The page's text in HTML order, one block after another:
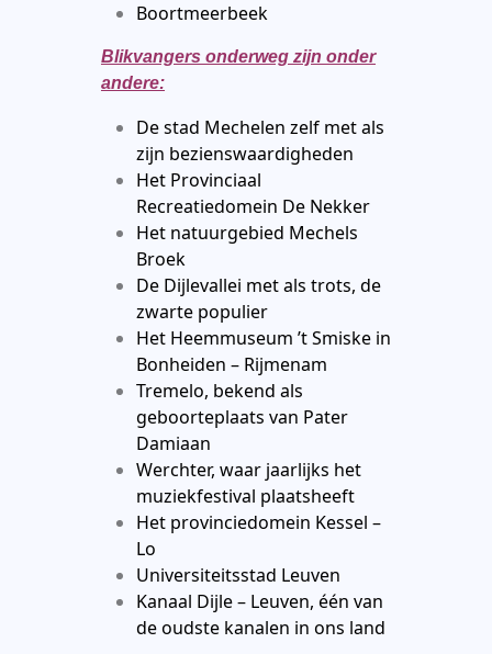
Boortmeerbeek
Blikvangers onderweg zijn onder
andere:
De stad Mechelen zelf met als
zijn bezienswaardigheden
Het Provinciaal
Recreatiedomein De Nekker
Het natuurgebied Mechels
Broek
De Dijlevallei met als trots, de
zwarte populier
Het Heemmuseum ’t Smiske in
Bonheiden – Rijmenam
Tremelo, bekend als
geboorteplaats van Pater
Damiaan
Werchter, waar jaarlijks het
muziekfestival plaatsheeft
Het provinciedomein Kessel –
Lo
Universiteitsstad Leuven
Kanaal Dijle – Leuven, één van
de oudste kanalen in ons land